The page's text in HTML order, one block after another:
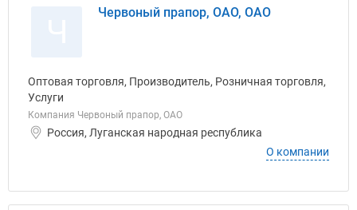
Червоный прапор, ОАО, ОАО
Оптовая торговля, Производитель, Розничная торговля,
Услуги
Компания Червоный прапор, ОАО
Россия, Луганская народная республика
О компании